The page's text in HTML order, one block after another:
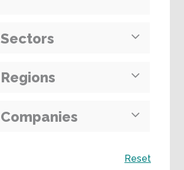
Sectors
Regions
Companies
Reset